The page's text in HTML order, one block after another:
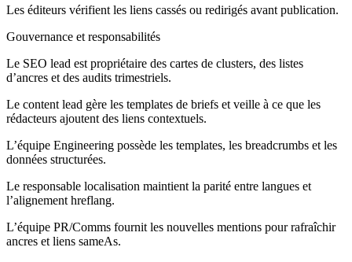
Les éditeurs vérifient les liens cassés ou redirigés avant publication.
Gouvernance et responsabilités
Le SEO lead est propriétaire des cartes de clusters, des listes
d’ancres et des audits trimestriels.
Le content lead gère les templates de briefs et veille à ce que les
rédacteurs ajoutent des liens contextuels.
L’équipe Engineering possède les templates, les breadcrumbs et les
données structurées.
Le responsable localisation maintient la parité entre langues et
l’alignement hreflang.
L’équipe PR/Comms fournit les nouvelles mentions pour rafraîchir
ancres et liens sameAs.